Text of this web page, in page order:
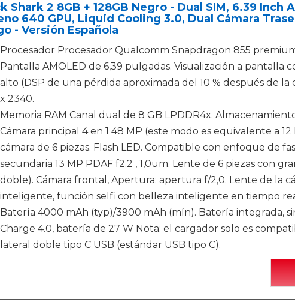
Shark 2 8GB + 128GB Negro - Dual SIM, 6.39 Inch
640 GPU, Liquid Cooling 3.0, Dual Cámara
- Versión Española
Procesador Procesador Qualcomm Snapdragon 855
Pantalla AMOLED de 6,39 pulgadas. Visualización a pantalla
alto (DSP de una pérdida aproximada del 10 % después de la
x 2340.
Memoria RAM Canal dual de 8 GB LPDDR4x.
Cámara principal 4 en 1 48 MP (este modo es equivalente a 12
cámara de 6 piezas. Flash LED. Compatible con enfoque de
secundaria 13 MP PDAF f2.2 , 1,0um. Lente de 6 piezas con
doble). Cámara frontal, Apertura: apertura f/2,0. Lente de la
inteligente, función selfi con belleza inteligente en tiempo
Batería 4000 mAh (typ)/3900 mAh (mín). Batería integrada,
Charge 4.0, batería de 27 W Nota: el cargador solo es
lateral doble tipo C USB (estándar USB tipo C).